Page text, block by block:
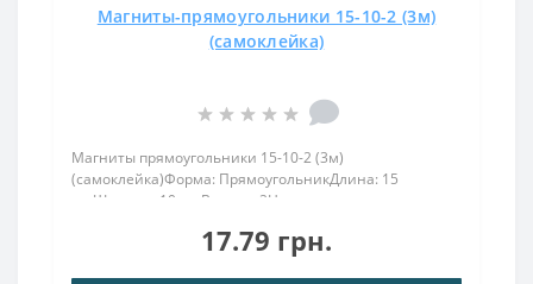
Магниты-прямоугольники 15-10-2 (3м)
(самоклейка)
Магниты прямоугольники 15-10-2 (3м)
(самоклейка)Форма: ПрямоугольникДлина: 15
ммШирина: 10 ммВысота: 2Намагничивание:
Ni)Намагничивание: N38Сцепление прибл.: 3,5
17.79 грн.